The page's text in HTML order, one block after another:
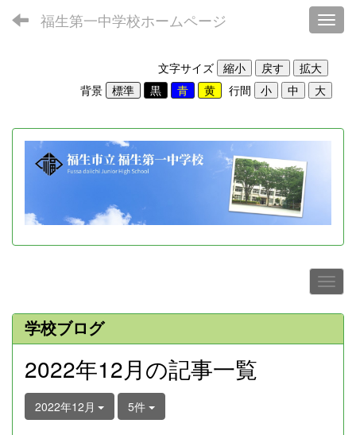
福生第一中学校ホームページ
文字サイズ
背景
行間
学校ブログ
2022年12月の記事一覧
2022年12月 5件